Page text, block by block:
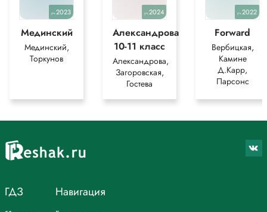
уч.2023
Мединский
Мединский,
Торкунов
уч.2024
Александрова
10-11 класс
Александрова,
Загоровская,
Гостева
уч.2022
Forward
Вербицкая,
Камине
Д.Карр,
Парсонс
ГДЗ Навигация